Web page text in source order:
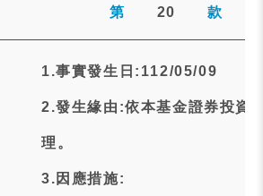
第 20 款
1.事實發生日:112/05/09
2.發生緣由:依本基金證券投資
理。
3.因應措施: